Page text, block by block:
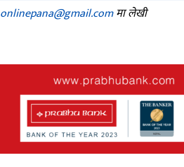
onlinepana@gmail.comमा लेखी